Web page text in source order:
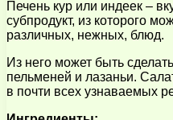
Печень кур или индеек –
субпродукт, из которого
различных, нежных, блюд.
Из него может быть
пельменей и лазаньи.
в почти всех узнаваемых